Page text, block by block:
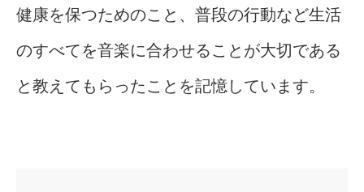
健康を保つためのこと、普段の行動など生活
のすべてを音楽に合わせることが大切である
と教えてもらったことを記憶しています。